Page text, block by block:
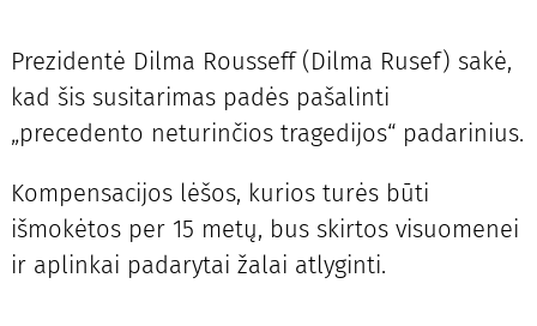
Prezidentė Dilma Rousseff (Dilma Rusef) sakė,
kad šis susitarimas padės pašalinti
„precedento neturinčios tragedijos“ padarinius.
Kompensacijos lėšos, kurios turės būti
išmokėtos per 15 metų, bus skirtos visuomenei
ir aplinkai padarytai žalai atlyginti.